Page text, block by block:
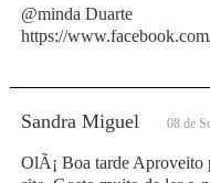
@minda Duarte
https://
Sandra Miguel 08 de
OlÃ¡ Boa tarde Aproveito